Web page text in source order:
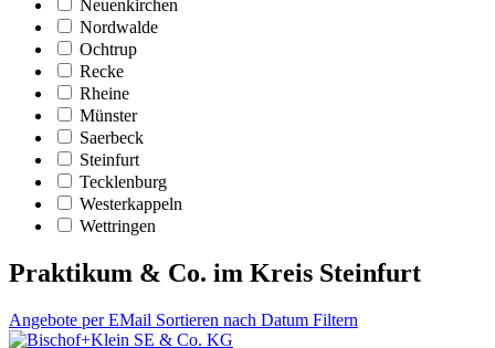
Neuenkirchen
Nordwalde
Ochtrup
Recke
Rheine
Münster
Saerbeck
Steinfurt
Tecklenburg
Westerkappeln
Wettringen
Praktikum & Co. im Kreis Steinfurt
Angebote per EMail Sortieren nach Datum Filtern